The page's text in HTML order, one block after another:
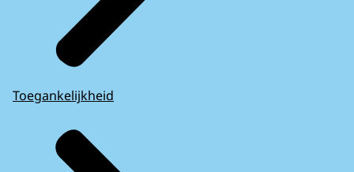
Toegankelijkheid